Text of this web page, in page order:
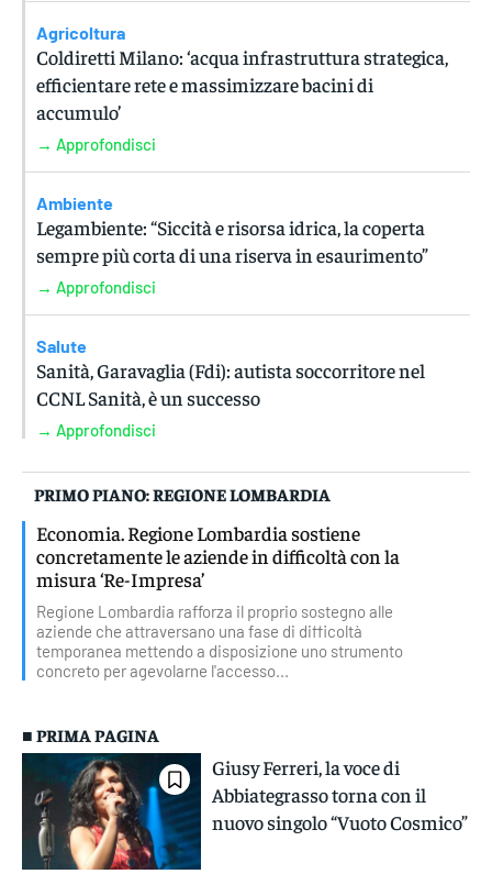
Agricoltura
Coldiretti Milano: ‘acqua infrastruttura strategica,
efficientare rete e massimizzare bacini di
accumulo’
→ Approfondisci
Ambiente
Legambiente: “Siccità e risorsa idrica, la coperta
sempre più corta di una riserva in esaurimento”
→ Approfondisci
Salute
Sanità, Garavaglia (Fdi): autista soccorritore nel
CCNL Sanità, è un successo
→ Approfondisci
PRIMO PIANO: REGIONE LOMBARDIA
Economia. Regione Lombardia sostiene
concretamente le aziende in difficoltà con la
misura ‘Re-Impresa’
Regione Lombardia rafforza il proprio sostegno alle
aziende che attraversano una fase di difficoltà
temporanea mettendo a disposizione uno strumento
concreto per agevolarne l'accesso...
■ PRIMA PAGINA
Giusy Ferreri, la voce di
Abbiategrasso torna con il
nuovo singolo “Vuoto Cosmico”